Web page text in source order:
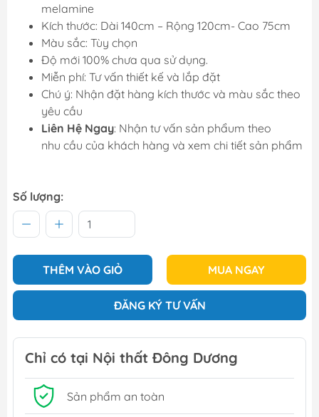
melamine
Kích thước: Dài 140cm – Rộng 120cm- Cao 75cm
Màu sắc: Tùy chọn
Độ mới 100% chưa qua sử dụng.
Miễn phí: Tư vấn thiết kế và lắp đặt
Chú ý: Nhận đặt hàng kích thước và màu sắc theo
yêu cầu
Liên Hệ Ngay: Nhận tư vấn sản phẩum theo
nhu cầu của khách hàng và xem chi tiết sản phẩm
Số lượng:
THÊM VÀO GIỎ MUA NGAY
ĐĂNG KÝ TƯ VẤN
Chỉ có tại Nội thất Đông Dương
Sản phẩm an toàn